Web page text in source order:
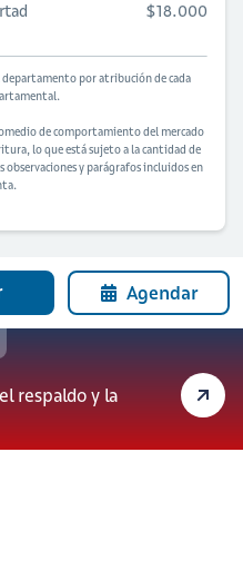
Agendar
respaldo y la
$18.000
departamento por atribución de cada
de comportamiento del mercado
lo que está sujeto a la cantidad de
observaciones y parágrafos incluidos en
comprar esta vivienda?
ahora
de productos y servicios financieros.